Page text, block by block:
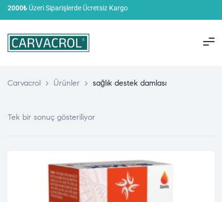
2000₺ Üzeri Siparişlerde Ücretsiz Kargo
Carvacrol > Ürünler > sağlık destek damlası
Tek bir sonuç gösteriliyor